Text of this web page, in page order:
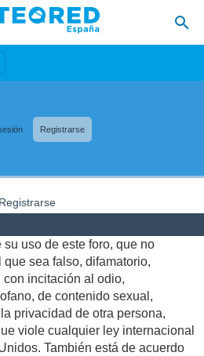
Registrarse
Registrarse
uso de este foro, que no
sea falso, difamatorio,
con incitación al odio,
de contenido sexual,
privacidad de otra persona,
viole cualquier ley internacional
También está de acuerdo